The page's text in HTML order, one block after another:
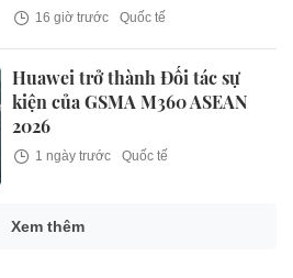
16 giờ trước Quốc tế
Huawei trở thành Đối tác sự
kiện của GSMA M360 ASEAN
2026
1 ngày trước Quốc tế
Xem thêm